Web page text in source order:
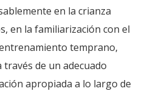
en la crianza
en la familiarización con el
temprano,
de un adecuado
apropiada a lo largo de